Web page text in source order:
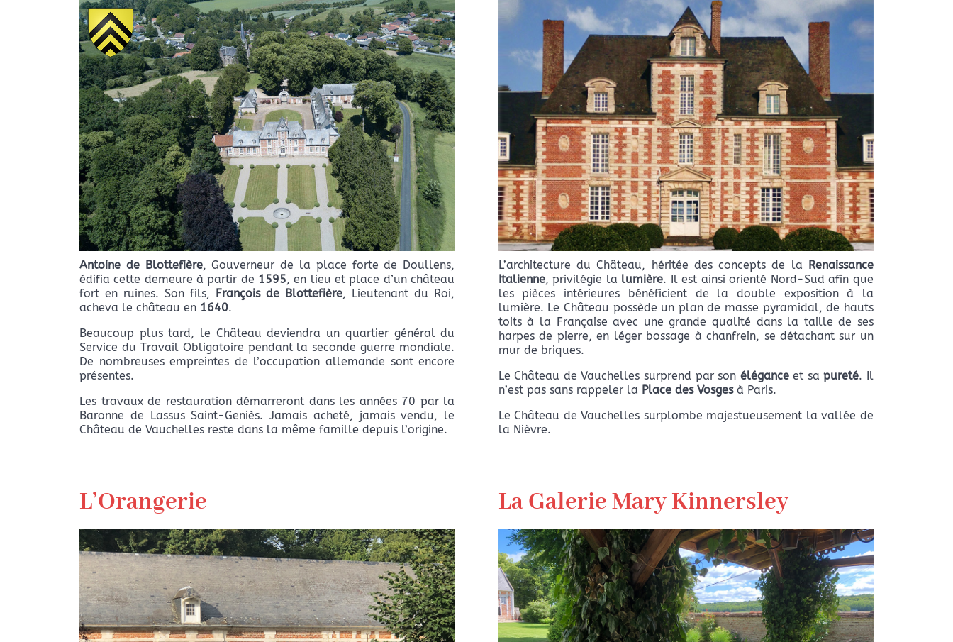
Antoine de Blottefière, Gouverneur de la place forte de Doullens,
édifia cette demeure à partir de 1595, en lieu et place d’un château
fort en ruines. Son fils,
François de Blottefière, Lieutenant du Roi,
acheva le château en 1640.
Beaucoup plus tard, le Château deviendra un quartier général du
Service du Travail Obligatoire pendant la seconde guerre mondiale.
De nombreuses empreintes de l’occupation allemande sont encore
présentes.
Les travaux de restauration démarreront dans les années 70 par la
Baronne de Lassus Saint-Geniès. Jamais acheté, jamais vendu, le
Château de Vauchelles reste dans la même famille depuis l’origine.
L’architecture du Château, héritée des concepts de la
Renaissance
Italienne, privilégie la lumière. Il est ainsi orienté Nord-Sud afin que
les pièces intérieures bénéficient de la double exposition à la
lumière. Le Château possède un plan de masse pyramidal, de hauts
toits à la Française avec une grande qualité dans la taille de ses
harpes de pierre, en léger bossage à chanfrein, se détachant sur un
mur de briques.
Le Château de Vauchelles surprend par son éléganceet sapureté. Il
n’est pas sans rappeler la Place des Vosgesà Paris.
Le Château de Vauchelles surplombe majestueusement la vallée de
la Nièvre.
L’Orangerie La Galerie Mary Kinnersley